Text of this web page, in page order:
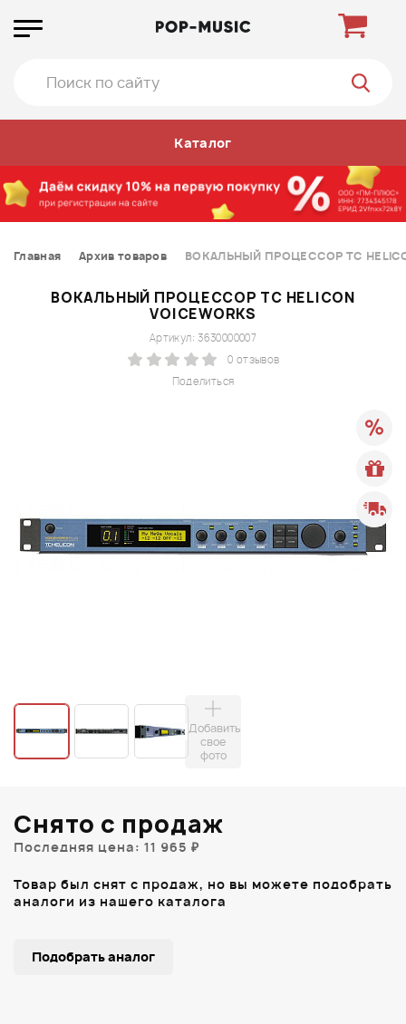
Каталог
Главная Архив товаров ВОКАЛЬНЫЙ ПРОЦЕССОР TC
ВОКАЛЬНЫЙ ПРОЦЕССОР TC HELICON
VOICEWORKS
Поделиться
Артикул: 3630000007
0 отзывов
Добавить
свое
фото
Снято с продаж
Последняя цена: 11 965 ₽
Товар был снят с продаж, но вы можете подобрать
аналоги из нашего каталога
Подобрать аналог